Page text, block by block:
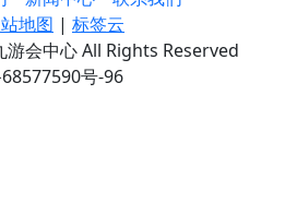
地图 | 标签云
会中心 All Rights Reserved
号-96